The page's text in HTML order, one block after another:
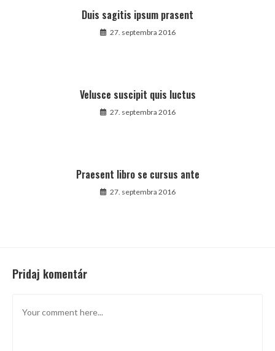
Duis sagitis ipsum prasent
27. septembra 2016
Velusce suscipit quis luctus
27. septembra 2016
Praesent libro se cursus ante
27. septembra 2016
Pridaj komentár